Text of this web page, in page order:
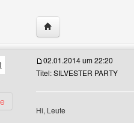
Website dieses
Profile anzeigen
02.01.2014 um 22:20
Titel: SILVESTER PARTY
Hi, Leute